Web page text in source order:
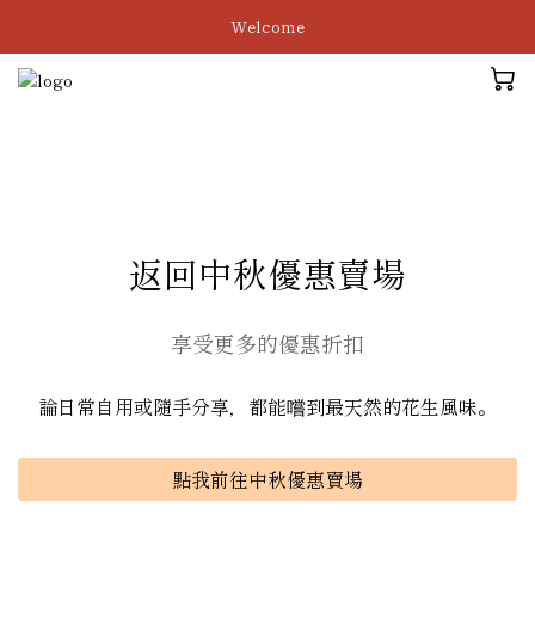
Welcome
返回中秋優惠賣場
享受更多的優惠折扣
論日常自用或隨手分享，都能嚐到最天然的花生風味。
點我前往中秋優惠賣場